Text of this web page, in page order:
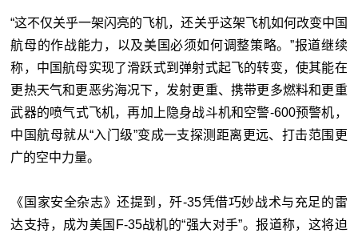
“这不仅关乎一架闪亮的飞机，还关乎这架飞机如何改变中国
航母的作战能力，以及美国必须如何调整策略。”报道继续
称，中国航母实现了滑跃式到弹射式起飞的转变，使其能在
更热天气和更恶劣海况下，发射更重、携带更多燃料和更重
武器的喷气式飞机，再加上隐身战斗机和空警-600预警机，
中国航母就从“入门级”变成一支探测距离更远、打击范围更
广的空中力量。
《国家安全杂志》还提到，歼-35凭借巧妙战术与充足的雷
达支持，成为美国F-35战机的“强大对手”。报道称，这将迫